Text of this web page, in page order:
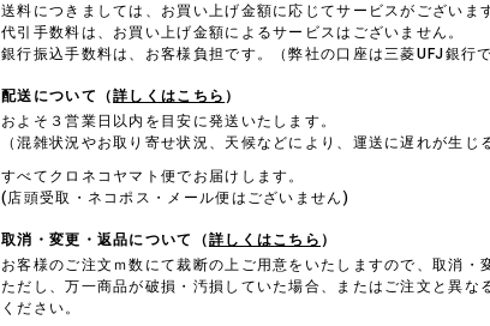
送料につきましては、お買い上げ金額に応じてサービスがございま
代引手数料は、お買い上げ金額によるサービスはございません。
銀行振込手数料は、お客様負担です。（弊社の口座は三菱UFJ銀行で
配送について（詳しくはこちら ）
およそ３営業日以内を目安に発送いたします。
（混雑状況やお取り寄せ状況、天候などにより、運送に遅れが生じ
すべてクロネコヤマト便でお届けします。
(店頭受取・ネコポス・メール便はございません)
取消・変更・返品について（詳しくはこちら ）
お客様のご注文ｍ数にて裁断の上ご用意をいたしますので、取消・
ただし、万一商品が破損・汚損していた場合、またはご注文と異
ください。